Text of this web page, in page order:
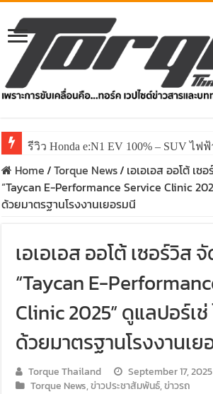
รีวิว Honda e:N1 EV 100% – SUV ไ
รีวิว ลองขับ All New GWM HAVAL
Home/Torque News/ เอเอเอส ออโต้ เ
“Taycan E-Performance Service Clinic
ด้วยมาตรฐานโรงงานเยอรมนี
เอเอเอส ออโต้ เซอร์วิส
“Taycan E-
Clinic 2025” ดูแลปอร์เ
ด้วยมาตรฐานโรงงานเย
Torque Thailand
September 17, 2025
Torque News,ข่าวประชาสัมพันธ์,ข่าวรถ